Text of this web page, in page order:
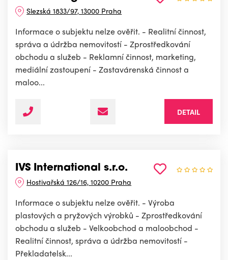
Slezská 1833/97, 13000 Praha
Informace o subjektu nelze ověřit. - Realitní činnost,
správa a údržba nemovitostí - Zprostředkování
obchodu a služeb - Reklamní činnost, marketing,
mediální zastoupení - Zastavárenská činnost a
maloo...
DETAIL
IVS International s.r.o.
Hostivařská 126/16, 10200 Praha
Informace o subjektu nelze ověřit. - Výroba
plastových a pryžových výrobků - Zprostředkování
obchodu a služeb - Velkoobchod a maloobchod -
Realitní činnost, správa a údržba nemovitostí -
Překladatelsk...